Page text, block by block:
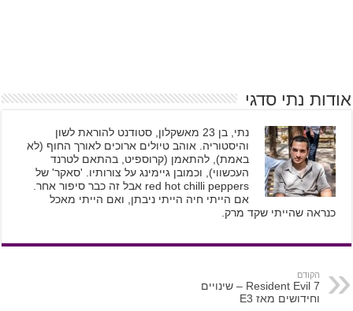
אודות נתי סדגי
נתי, בן 23 מאשקלון, סטודנט להוראת לשון
והיסטוריה. אוהב טיולים ארוכים לאורך החוף (לא
באמת), להתאמן (קרוספיט, בהתאם לטרנד
העכשווי), וכמובן גיימינג על צורותיו. 'סאקר' של
red hot chilli peppers אבל זה כבר סיפור אחר.
אם הייתי חיה הייתי ניבתן, ואם הייתי מאכל
כנראה שהייתי שקד מרק.
הקודם
Resident Evil 7 – שינויים
וחידושים מאז E3